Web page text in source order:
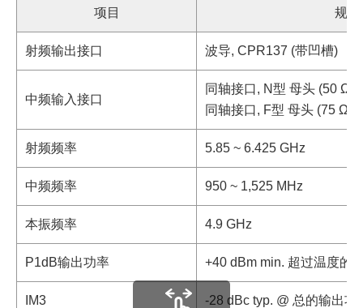
项目 规格
射频输出接口 波导, CPR137 (带凹槽)
中频输入接口
同轴接口, N型 母头 (50 Ω)
同轴接口, F型 母头 (75 Ω)
射频频率 5.85 ~ 6.425 GHz
中频频率 950 ~ 1,525 MHz
本振频率 4.9 GHz
P1dB输出功率 +40 dBm min. 超过温度的
IM3 -28 dBc typ. @ 总的输出功